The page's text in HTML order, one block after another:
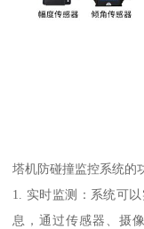
塔机防碰撞监控系统的
1. 实时监测：系统可
息，通过传感器、摄